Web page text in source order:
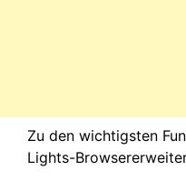
Zu den wichtigsten
Lights-